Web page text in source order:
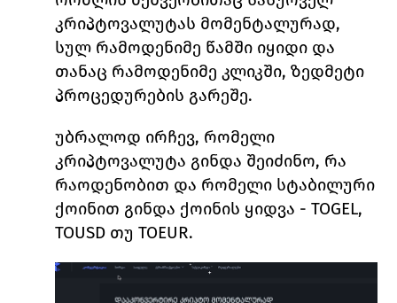
კრიპტოვალუტას მომენტალურად,
სულ რამოდენიმე წამში იყიდი და
თანაც რამოდენიმე კლიკში, ზედმეტი
პროცედურების გარეშე.
უბრალოდ ირჩევ, რომელი
კრიპტოვალუტა გინდა შეიძინო, რა
რაოდენობით და რომელი სტაბილური
ქოინით გინდა ქოინის ყიდვა - TOGEL,
TOUSD თუ TOEUR.